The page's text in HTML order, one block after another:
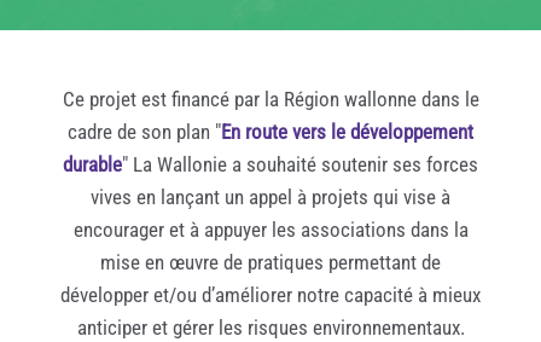
Ce projet est financé par la Région wallonne dans le
cadre de son plan "En route vers le développement
durable" La Wallonie a souhaité soutenir ses forces
vives en lançant un appel à projets qui vise à
encourager et à appuyer les associations dans la
mise en œuvre de pratiques permettant de
développer et/ou d’améliorer notre capacité à mieux
anticiper et gérer les risques environnementaux.